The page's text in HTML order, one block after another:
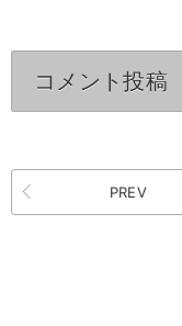
コメント投稿
PREV